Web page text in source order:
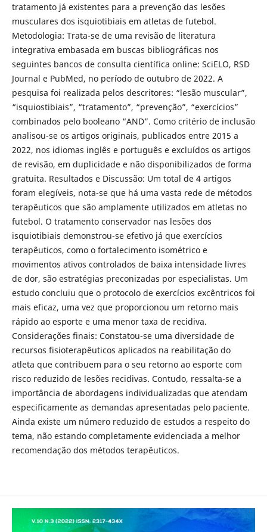
tratamento já existentes para a prevenção das lesões
musculares dos isquiotibiais em atletas de futebol.
Metodologia: Trata-se de uma revisão de literatura
integrativa embasada em buscas bibliográficas nos
seguintes bancos de consulta científica online: SciELO, RSD
Journal e PubMed, no período de outubro de 2022. A
pesquisa foi realizada pelos descritores: “lesão muscular”,
“isquiostibiais”, “tratamento”, “prevenção”, “exercícios”
combinados pelo booleano “AND”. Como critério de inclusão
analisou-se os artigos originais, publicados entre 2015 a
2022, nos idiomas inglês e português e excluídos os artigos
de revisão, em duplicidade e não disponibilizados de forma
gratuita. Resultados e Discussão: Um total de 4 artigos
foram elegíveis, nota-se que há uma vasta rede de métodos
terapêuticos que são amplamente utilizados em atletas no
futebol. O tratamento conservador nas lesões dos
isquiotibiais demonstrou-se efetivo já que exercícios
terapêuticos, como o fortalecimento isométrico e
movimentos ativos controlados de baixa intensidade livres
de dor, são estratégias preconizadas por especialistas. Um
estudo concluiu que o protocolo de exercícios excêntricos foi
mais eficaz, uma vez que proporcionou um retorno mais
rápido ao esporte e uma menor taxa de recidiva.
Considerações finais: Constatou-se uma diversidade de
recursos fisioterapêuticos aplicados na reabilitação do
atleta que contribuem para o seu retorno ao esporte com
risco reduzido de lesões recidivas. Contudo, ressalta-se a
importância de abordagens individualizadas que atendam
especificamente as demandas apresentadas pelo paciente.
Ainda existe um número reduzido de estudos a respeito do
tema, não estando completamente evidenciada a melhor
recomendação dos métodos terapêuticos.